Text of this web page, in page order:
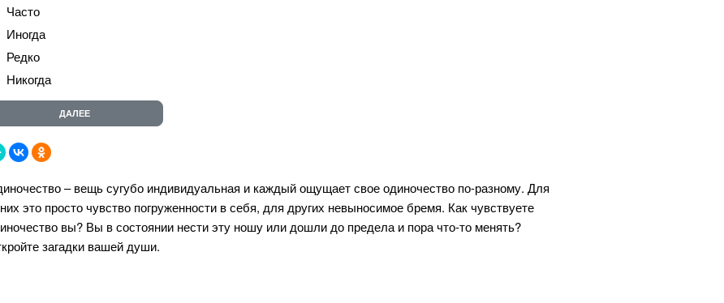
Часто
Иногда
Редко
Никогда
– вещь сугубо индивидуальная и каждый ощущает свое одиночество по-разному. Для
это просто чувство погруженности в себя, для других невыносимое бремя. Как чувствуете
вы? Вы в состоянии нести эту ношу или дошли до предела и пора что-то менять?
загадки вашей души.